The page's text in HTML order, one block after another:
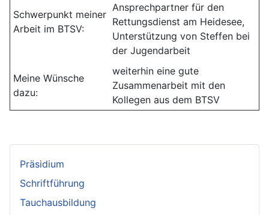
Präsidium
Schriftführung
Tauchausbildung
Schwerpunkt meiner
Arbeit im BTSV:
Ansprechpartner für den
Rettungsdienst am Heidesee,
Unterstützung von Steffen bei
der Jugendarbeit
Meine Wünsche
dazu:
weiterhin eine gute
Zusammenarbeit mit den
Kollegen aus dem BTSV